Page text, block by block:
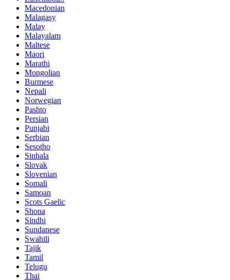
Macedonian
Malagasy
Malay
Malayalam
Maltese
Maori
Marathi
Mongolian
Burmese
Nepali
Norwegian
Pashto
Persian
Punjabi
Serbian
Sesotho
Sinhala
Slovak
Slovenian
Somali
Samoan
Scots Gaelic
Shona
Sindhi
Sundanese
Swahili
Tajik
Tamil
Telugu
Thai